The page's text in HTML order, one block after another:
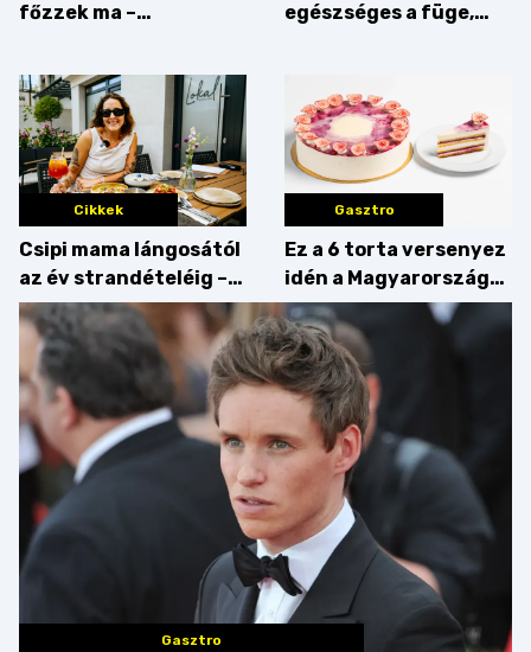
főzzek ma –
egészséges a füge,
Cikkek
Csipi mama lángosától
az év strandételéig –
idén is felzabáltuk a
Balaton déli partját
Gasztro
Ez a 6 torta versenyez
idén a Magyarország
tortája címért
Gasztro